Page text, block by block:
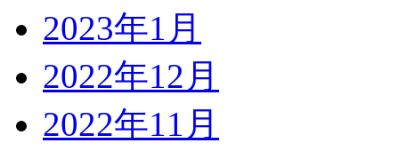
2023年1月
2022年12月
2022年11月